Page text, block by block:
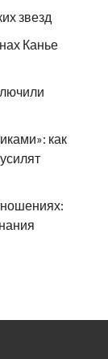
звезд
Канье
как